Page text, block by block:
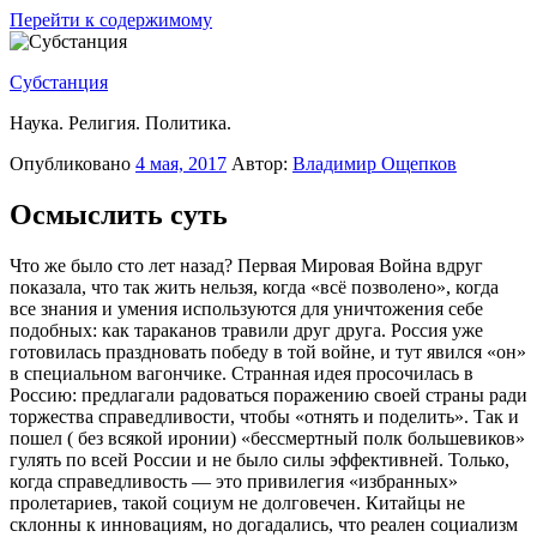
Перейти к содержимому
Субстанция
Наука. Религия. Политика.
Опубликовано 4 мая, 2017 Автор: Владимир Ощепков
Осмыслить суть
Что же было сто лет назад? Первая Мировая Война вдруг
показала, что так жить нельзя, когда «всё позволено», когда
все знания и умения используются для уничтожения себе
подобных: как тараканов травили друг друга. Россия уже
готовилась праздновать победу в той войне, и тут явился «он»
в специальном вагончике. Странная идея просочилась в
Россию: предлагали радоваться поражению своей страны ради
торжества справедливости, чтобы «отнять и поделить». Так и
пошел ( без всякой иронии) «бессмертный полк большевиков»
гулять по всей России и не было силы эффективней. Только,
когда справедливость — это привилегия «избранных»
пролетариев, такой социум не долговечен. Китайцы не
склонны к инновациям, но догадались, что реален социализм